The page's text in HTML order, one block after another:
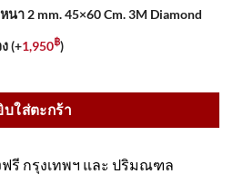
า 2 mm. 45×60 Cm. 3M Diamond
(+1,950฿)
บใส่ตะกร้า
รี กรุงเทพฯ และ ปริมณฑล